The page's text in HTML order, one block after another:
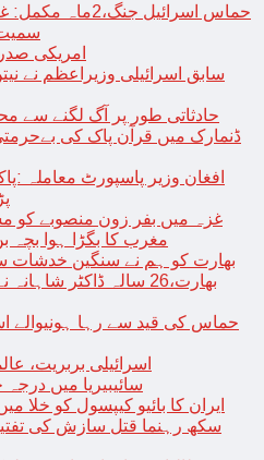
سمیت16ہزارفلسطینی
امریکی
سابق اسرائیلی وزیراعظم نے
حادثاتی طور پر آگ لگنے سے
ڈنمارک میں قرآن پاک کی
افغان وزیر پاسپورٹ معاملہ
غزہ میں بفر زون منصوبے کو
مغرب کا بگڑا ہوا بچہ
بھارت کو ہم نے سنگین خدشات
بھارت،26 سالہ ڈاکٹر
حماس کی قید سے رہا ہونیوالے
اسرائیلی بربریت،
سائیبیریا میں درجہ
ایران کا بائیو کیپسول کو خلا
سکھ رہنما قتل سازش کی